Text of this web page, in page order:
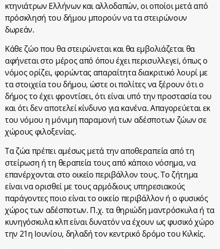
κτηνιάτρων Ελλήνων και αλλοδαπών, οι οποίοι μετά από
πρόσκλησή του δήμου μπορούν να τα στειρώνουν
δωρεάν.
Κάθε ζώο που θα στειρώνεται και θα εμβολιάζεται θα
αφήνεται στο μέρος από όπου έχει περισυλλεγεi, όπως ο
νόμος ορίζει, φορώντας απαραίτητα διακριτικό λουρί με
τα στοιχεία του δήμου, ώστε οι πολίτες να ξέρουν ότι ο
δήμος το έχει φροντίσει, ότι είναι υπό την προστασία του
και ότι δεν αποτελεί κίνδυνο για κανένα. Απαγορεύεται εκ
του νόμου η μόνιμη παραμονή των αδέσποτων ζώων σε
χώρους φιλοξενίας.
Τα ζώα πρέπει αμέσως μετά την αποθεραπεία από τη
στείρωση ή τη θεραπεία τους από κάποιο νόσημα, να
επανέρχονται στο οικείο περιβάλλον τους. Το ζήτημα
είναι να ορισθεί με τους αρμόδιους υπηρεσιακούς
παράγοντες ποιο είναι το οικείο περιβάλλον ή ο φυσικός
χώρος των αδέσποτων. Π.χ. τα θηριώδη μαντρόσκυλα ή τα
κυνηγόσκυλα κλπ είναι δυνατόν να έχουν ως φυσικό χώρο
την 21η Ιουνίου, δηλαδή τον κεντρικό δρόμο του Κιλκίς.